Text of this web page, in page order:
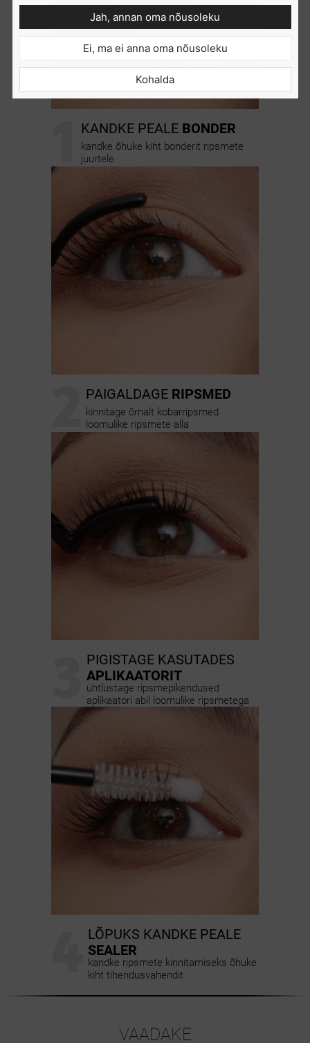
KANDKE PEALE BONDER
kandke õhuke kiht bonderit ripsmete
juurtele
PAIGALDAGE RIPSMED
kinnitage õrnalt kobarripsmed
loomulike ripsmete alla
PIGISTAGE KASUTADES
APLIKAATORIT
ühtlustage ripsmepikendused
aplikaatori abil loomulike ripsmetega
LÕPUKS KANDKE PEALE
SEALER
kandke ripsmete kinnitamiseks õhuke
kiht tihendusvahendit
VAADAKE
Jah, annan oma nõusoleku
Ei, ma ei anna oma nõusoleku
Kohalda